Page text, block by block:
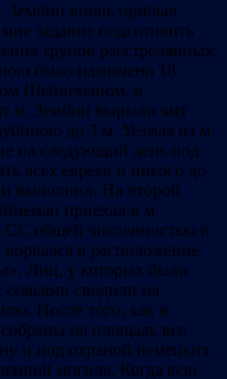
Зембин вновь прибыл
задание подготовить
трупов расстрелянных.
было назначено 18
Шейнеманом, в
м. Зембин вырыли яму
до 3 м. Уезжая из м.
на следующий день под
всех евреев и никого до
и выполнил. На второй
приехал в м.
СС общей численностью в
в расположение
Лиц, у которых были
сводили на
После того, как в
на площадь все
и под охраной немецких
могиле. Когда всю